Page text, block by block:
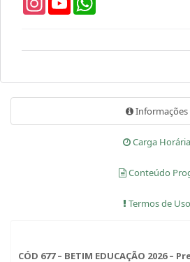
Informações
Carga Horária
Conteúdo
Termos de Uso
CÓD 677 – BETIM EDUCAÇÃO 2026